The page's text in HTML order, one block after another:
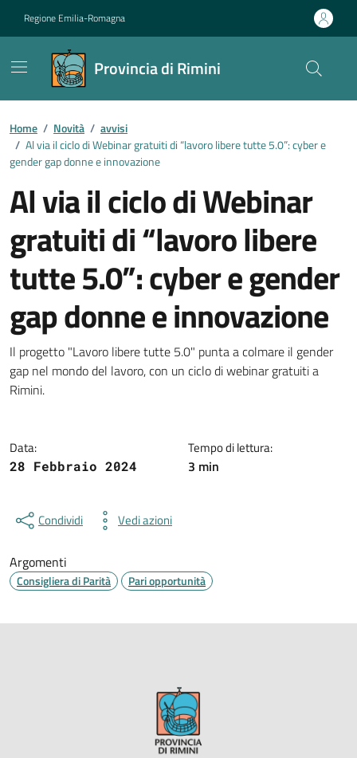
Regione Emilia-Romagna
Provincia di Rimini
Contenuti in evidenza
Home / Novità / avvisi
/ Al via il ciclo di Webinar gratuiti di “lavoro libere tutte 5.0”: cyber e
gender gap donne e innovazione
Al via il ciclo di Webinar
gratuiti di “lavoro libere
tutte 5.0”: cyber e gender
gap donne e innovazione
Dettagli della notizia
Il progetto "Lavoro libere tutte 5.0" punta a colmare il gender
gap nel mondo del lavoro, con un ciclo di webinar gratuiti a
Rimini.
Data:
28 Febbraio 2024
Tempo di lettura:
3 min
Condividi Vedi azioni
Argomenti
Consigliera di Parità Pari opportunità